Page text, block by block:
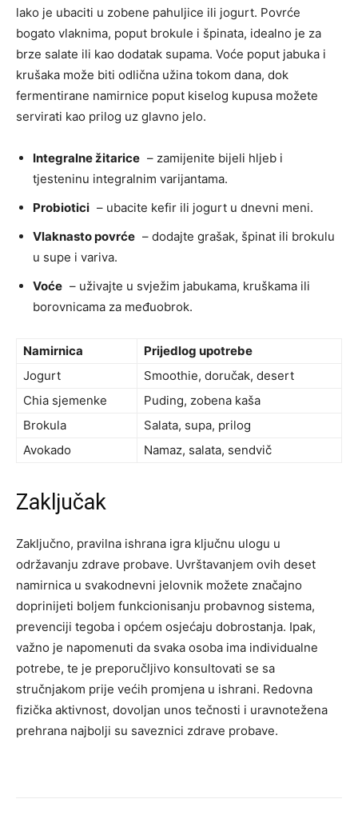
lako je ubaciti u zobene pahuljice ili jogurt. Povrće
bogato vlaknima, poput brokule i špinata, idealno je za
brze salate ili kao dodatak supama. Voće poput jabuka i
krušaka može biti odlična užina tokom dana, dok
fermentirane namirnice poput kiselog kupusa možete
servirati kao prilog uz glavno jelo.
Integralne žitarice – zamijenite bijeli hljeb i
tjesteninu integralnim varijantama.
Probiotici – ubacite kefir ili jogurt u dnevni meni.
Vlaknasto povrće – dodajte grašak, špinat ili brokulu
u supe i variva.
Voće – uživajte u svježim jabukama, kruškama ili
borovnicama za međuobrok.
Namirnica
Prijedlog upotrebe
Jogurt
Smoothie, doručak, desert
Chia sjemenke
Puding, zobena kaša
Brokula
Salata, supa, prilog
Avokado
Namaz, salata, sendvič
Zaključak
Zaključno, pravilna ishrana igra ključnu ulogu u
održavanju zdrave probave. Uvrštavanjem ovih deset
namirnica u svakodnevni jelovnik možete značajno
doprinijeti boljem funkcionisanju probavnog sistema,
prevenciji tegoba i općem osjećaju dobrostanja. Ipak,
važno je napomenuti da svaka osoba ima individualne
potrebe, te je preporučljivo konsultovati se sa
stručnjakom prije većih promjena u ishrani. Redovna
fizička aktivnost, dovoljan unos tečnosti i uravnotežena
prehrana najbolji su saveznici zdrave probave.